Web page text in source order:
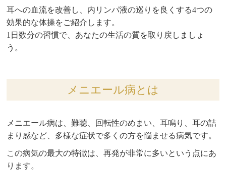
耳への血流を改善し、内リンパ液の巡りを良くする4つの
効果的な体操をご紹介します。
1日数分の習慣で、あなたの生活の質を取り戻しましょ
う。
メニエール病とは
メニエール病は、難聴、回転性のめまい、耳鳴り、耳の詰
まり感など、多様な症状で多くの方を悩ませる病気です。
この病気の最大の特徴は、再発が非常に多いという点にあ
ります。